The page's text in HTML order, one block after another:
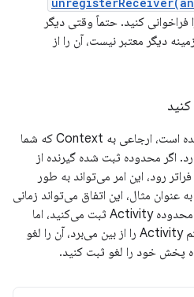
فراخوانی کنید. حتماً وقتی دیگر
دیگر معتبر نیست، آن را از
در حالی که گیرنده پخش ثبت شده است، ارجاعی به Context که شما
اگر محدوده ثبت شده گیرنده از
محدوده چرخه حیات Context فراتر رود، این امر می‌تواند به طور
عنوان مثال، این اتفاق می‌تواند زمانی
رخ دهد که شما یک گیرنده را در محدوده Activity ثبت می‌کنید، اما
فراموش می‌کنید که وقتی سیستم Activity را از بین می‌برد، آن را لغو
پخش خود را لغو ثبت کنید.